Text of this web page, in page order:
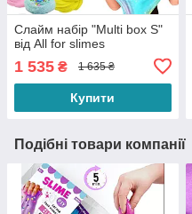
Слайм набір "Multi box S"
від All for slimes
1 535 ₴ 1 635 ₴
Купити
Подібні товари компанії